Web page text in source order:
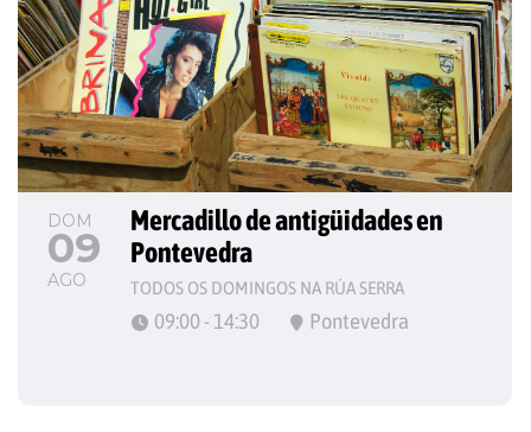
DOM
09
AGO
Mercadillo de antigüidades en
Pontevedra
TODOS OS DOMINGOS NA RÚA SERRA
09:00 - 14:30 Pontevedra